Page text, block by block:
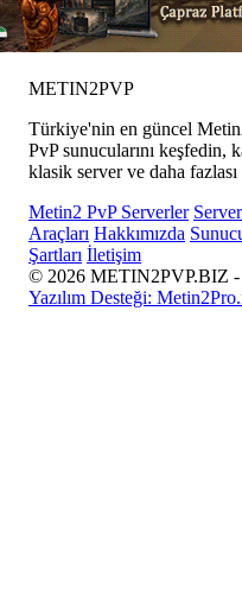
METIN2PVP
Türkiye'nin en güncel
PvP sunucularını keşfedin,
klasik server ve daha
Metin2 PvP Serverler
Araçları Hakkımızda
Şartları İletişim
© 2026
Yazılım Desteği: